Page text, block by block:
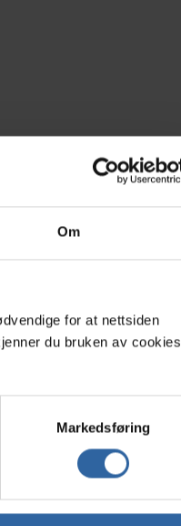
Om
for at nettsiden
du bruken av cookies
Markedsføring